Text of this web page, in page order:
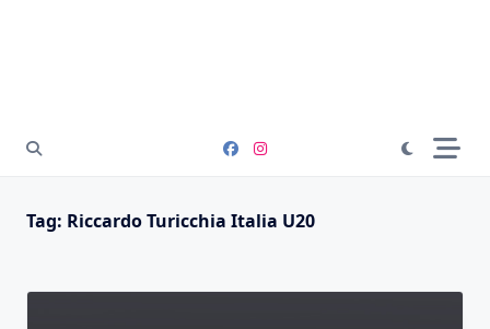
Tag: Riccardo Turicchia Italia U20